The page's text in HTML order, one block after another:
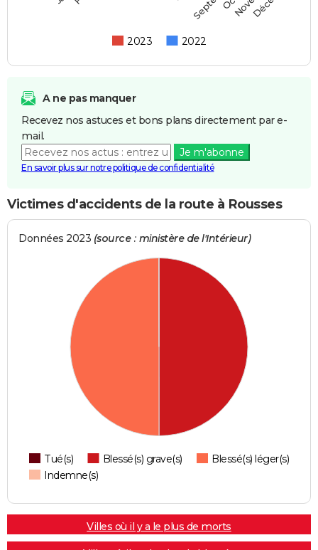
2023 2022
A ne pas manquer
Recevez nos astuces et bons plans directement par e-
mail.
Je m'abonne
En savoir plus sur notre politique de confidentialité
Victimes d'accidents de la route à Rousses
Données 2023 (source : ministère de l'Intérieur)
Tué(s) Blessé(s) grave(s)
Blessé(s) léger(s)
Indemne(s)
Villes où il y a le plus de morts